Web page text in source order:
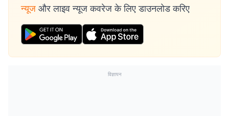
न्यूज और लाइव न्यूज कवरेज के लिए डाउनलोड करिए
विज्ञापन